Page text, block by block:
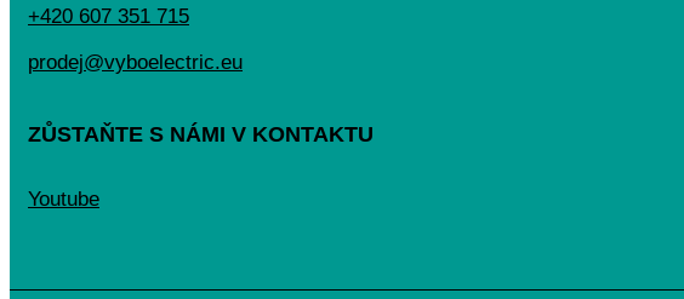
+420 607 351 715
prodej@vyboelectric.eu
ZŮSTAŇTE S NÁMI V KONTAKTU
Youtube